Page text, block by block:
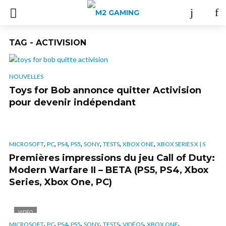
TAG - ACTIVISION
NOUVELLES
Toys for Bob annonce quitter Activision
pour devenir indépendant
MICROSOFT, PC, PS4, PS5, SONY, TESTS, XBOX ONE, XBOX SERIES X | S
Premières impressions du jeu Call of Duty:
Modern Warfare II – BETA (PS5, PS4, Xbox
Series, Xbox One, PC)
VIDÉO
MICROSOFT, PC, PS4, PS5, SONY, TESTS, VIDÉOS, XBOX ONE,